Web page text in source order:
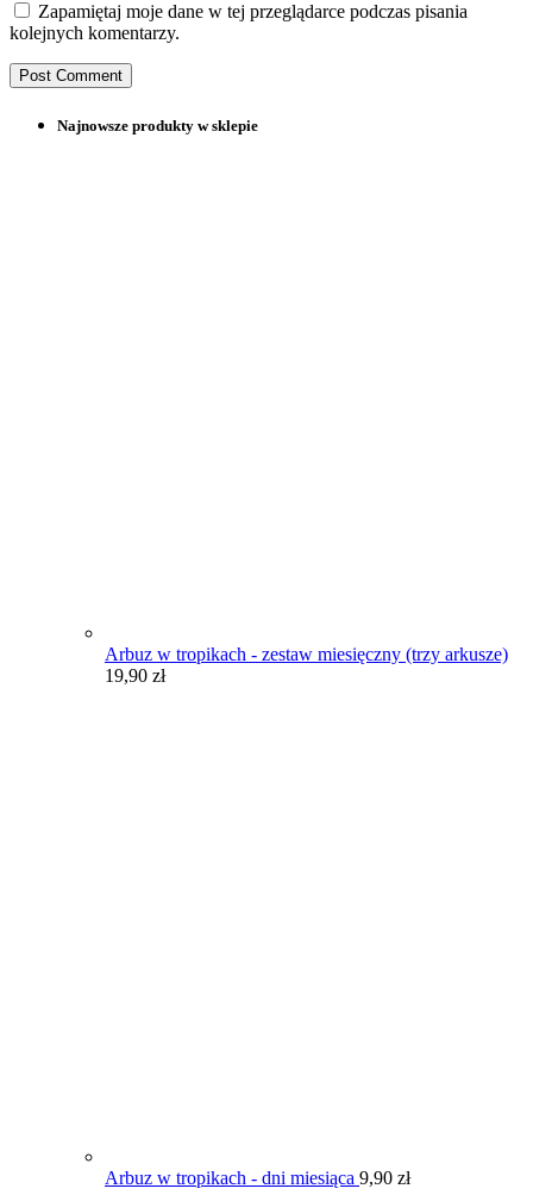
Zapamiętaj moje dane w tej przeglądarce podczas pisania
kolejnych komentarzy.
Najnowsze produkty w sklepie
Arbuz w tropikach - zestaw miesięczny (trzy arkusze)
19,90 zł
Arbuz w tropikach - dni miesiąca 9,90 zł